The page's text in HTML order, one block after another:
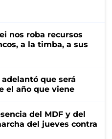
nos roba recursos
a la timba, a sus
que será
el año que viene
del MDF y del
del jueves contra